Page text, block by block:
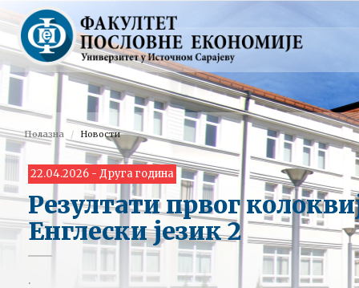
Полазна Новости
22.04.2026 - Друга година
Резултати првог
Енглески језик 2
.